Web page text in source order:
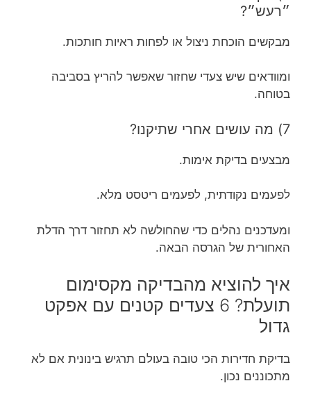
״רעש״?
מבקשים הוכחת ניצול או לפחות ראיות חותכות.
ומוודאים שיש צעדי שחזור שאפשר להריץ בסביבה
בטוחה.
7) מה עושים אחרי שתיקנו?
מבצעים בדיקת אימות.
לפעמים נקודתית, לפעמים ריטסט מלא.
ומעדכנים נהלים כדי שהחולשה לא תחזור דרך הדלת
האחורית של הגרסה הבאה.
איך להוציא מהבדיקה מקסימום
תועלת? 6 צעדים קטנים עם אפקט
גדול
בדיקת חדירות הכי טובה בעולם תרגיש בינונית אם לא
מתכוננים נכון.